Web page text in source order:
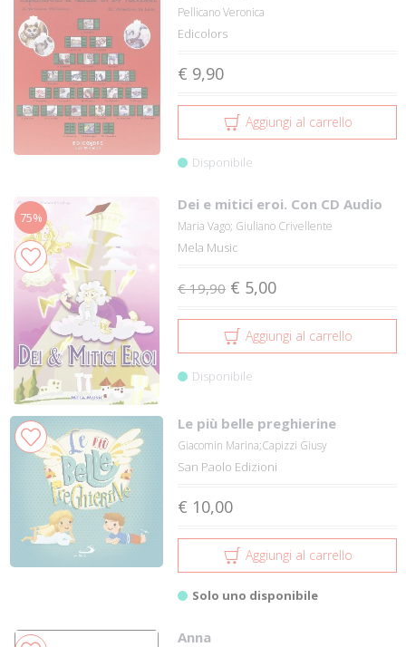
Pellicano Veronica
Edicolors
€ 9,90
Aggiungi al carrello
Disponibile
75%
Dei e mitici eroi. Con CD Audio
Maria Vago; Giuliano Crivellente
Mela Music
€ 19,90 € 5,00
Aggiungi al carrello
Disponibile
Le più belle preghierine
Giacomin Marina;Capizzi Giusy
San Paolo Edizioni
€ 10,00
Aggiungi al carrello
Solo uno disponibile
Anna